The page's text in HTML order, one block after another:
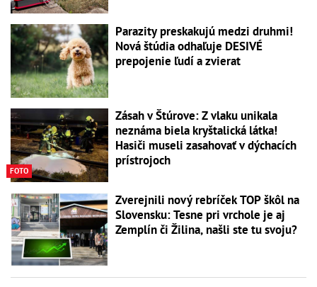
Parazity preskakujú medzi druhmi!
Nová štúdia odhaľuje DESIVÉ
prepojenie ľudí a zvierat
FOTO
Zásah v Štúrove: Z vlaku unikala
neznáma biela kryštalická látka!
Hasiči museli zasahovať v dýchacích
prístrojoch
Zverejnili nový rebríček TOP škôl na
Slovensku: Tesne pri vrchole je aj
Zemplín či Žilina, našli ste tu svoju?